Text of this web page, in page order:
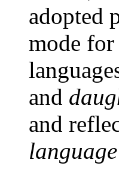
adopted
mode
and
and